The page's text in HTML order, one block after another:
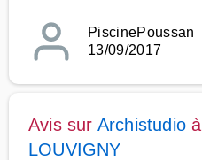
PiscinePoussan
13/09/2017
Avis sur Archistudio à
LOUVIGNY